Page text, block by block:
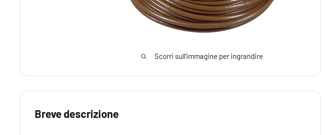
Scorri sull'immagine per ingrandire
Breve descrizione